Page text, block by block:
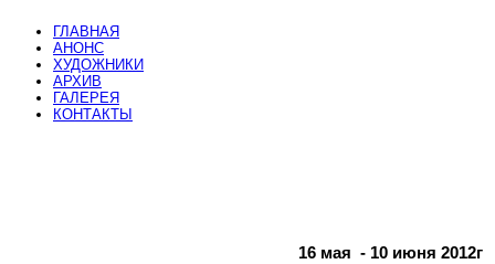
ГЛАВНАЯ
АНОНС
ХУДОЖНИКИ
АРХИВ
ГАЛЕРЕЯ
КОНТАКТЫ
16 мая - 10 июня 2012г